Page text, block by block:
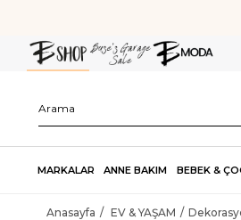
MARKALAR ANNE BAKIM BEBEK &
Anasayfa EV & YAŞAM